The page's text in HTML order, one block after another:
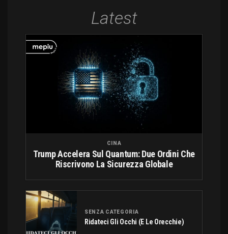
Latest
CINA
Trump Accelera Sul Quantum: Due Ordini Che
Riscrivono La Sicurezza Globale
SENZA CATEGORIA
Ridateci Gli Occhi (e Le Orecchie)